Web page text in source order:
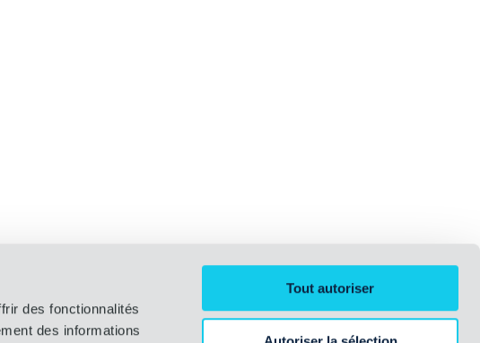
des fonctionnalités
des informations
Tout autoriser